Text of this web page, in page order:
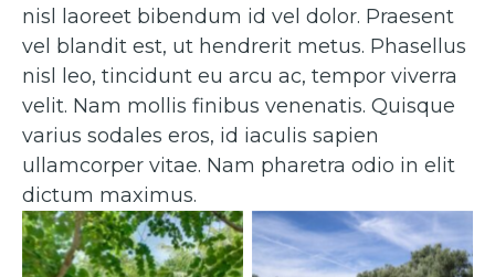
nisl laoreet bibendum id vel dolor. Praesent
vel blandit est, ut hendrerit metus. Phasellus
nisl leo, tincidunt eu arcu ac, tempor viverra
velit. Nam mollis finibus venenatis. Quisque
varius sodales eros, id iaculis sapien
ullamcorper vitae. Nam pharetra odio in elit
dictum maximus.